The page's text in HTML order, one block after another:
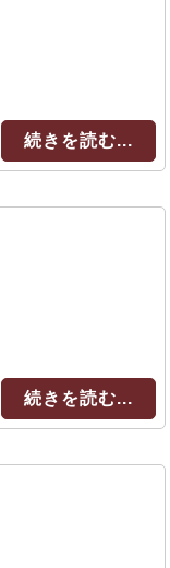
続きを読む...
続きを読む...